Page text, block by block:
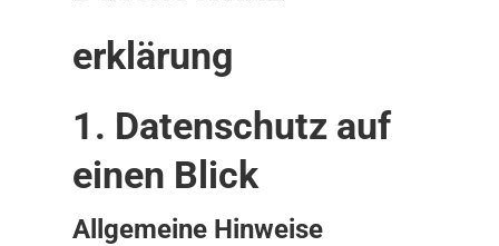
erklärung
1. Datenschutz auf
einen Blick
Allgemeine Hinweise